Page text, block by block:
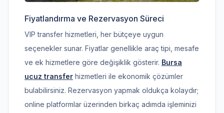
Fiyatlandırma ve Rezervasyon Süreci
VIP transfer hizmetleri, her bütçeye uygun
seçenekler sunar. Fiyatlar genellikle araç tipi, mesafe
ve ek hizmetlere göre değişiklik gösterir. Bursa
ucuz transfer hizmetleri ile ekonomik çözümler
bulabilirsiniz. Rezervasyon yapmak oldukça kolaydır;
online platformlar üzerinden birkaç adımda işleminizi